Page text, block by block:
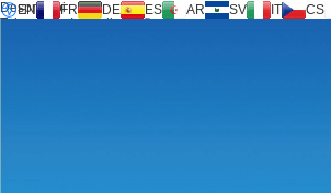
Despre noi
Tehnologie Inversilence®
EN FR DE ES AR SV IT CS